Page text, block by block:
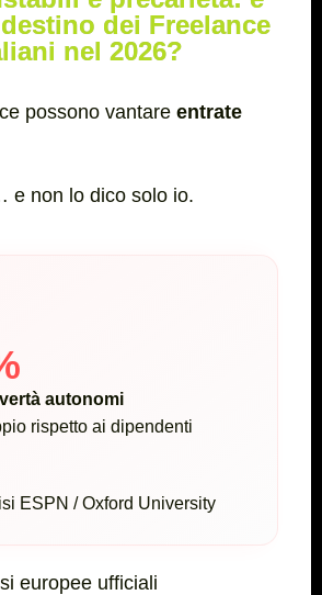
dei Freelance
nel 2026?
possono vantare entrate
e non lo dico solo io.
autonomi
rispetto ai dipendenti
ESPN / Oxford University
europee ufficiali